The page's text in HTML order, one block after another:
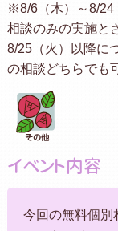
※8/6（木）～8/24
相談のみの実施と
8/25（火）以降に
の相談どちらでも
イベント内容
今回の無料個別